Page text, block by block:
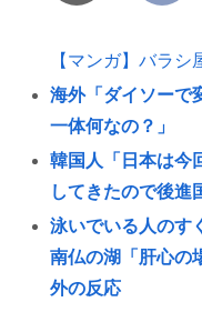
【マンガ】バラ
海外「ダイソーで
一体何なの？」
韓国人「日本は今
してきたので後進
泳いでいる人のす
南仏の湖「肝心の
外の反応